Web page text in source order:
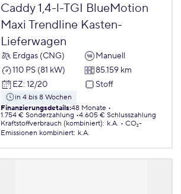
Caddy 1,4-l-TGI BlueMotion
Maxi Trendline Kasten-
Lieferwagen
Erdgas (CNG)
Manuell
110 PS (81 kW)
85.159 km
EZ: 12/20 Stoff
in 4 bis 8 Wochen
Finanzierungsdetails:48 Monate
1.754 € Sonderzahlung 4.605 € Schlusszahlung
Kraftstoffverbrauch (kombiniert): k.A.
CO₂-
Emissionen kombiniert: k.A.